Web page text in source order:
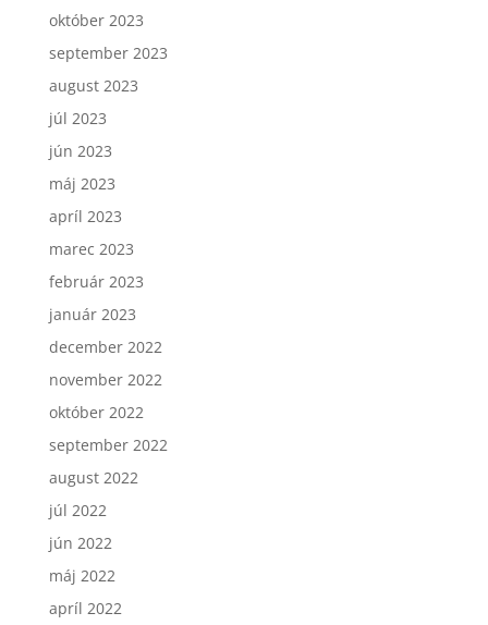
október 2023
september 2023
august 2023
júl 2023
jún 2023
máj 2023
apríl 2023
marec 2023
február 2023
január 2023
december 2022
november 2022
október 2022
september 2022
august 2022
júl 2022
jún 2022
máj 2022
apríl 2022